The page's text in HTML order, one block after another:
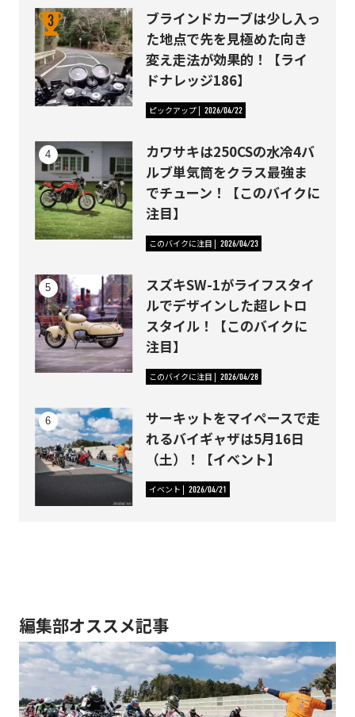
ブラインドカーブは少し入っ
た地点で先を見極めた向き
変え走法が効果的！【ライ
ドナレッジ186】
ピックアップ 2026/04/22
カワサキは250CSの水冷4バ
ルブ単気筒をクラス最強ま
でチューン！【このバイクに
注目】
このバイクに注目 2026/04/23
スズキSW-1がライフスタイ
ルでデザインした超レトロ
スタイル！【このバイクに
注目】
このバイクに注目 2026/04/28
サーキットをマイペースで走
れるバイギャザは5月16日
（土）！【イベント】
イベント 2026/04/21
編集部オススメ記事